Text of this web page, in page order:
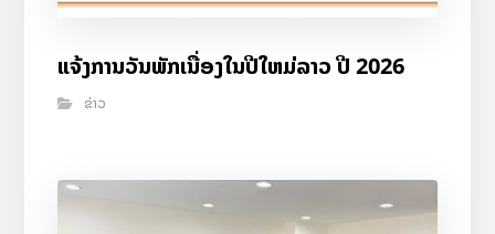
ແຈ້ງການວັນພັກເນື່ອງໃນປີໃຫມ່ລາວ ປີ 2026
ຂ່າວ